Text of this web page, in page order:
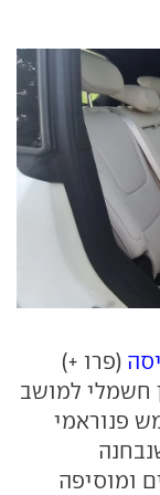
(פרו +)
חשמלי למושב
פנוראמי
ומוסיפה